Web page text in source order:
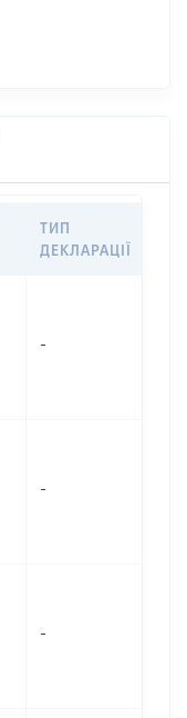
ТИП
ДЕКЛАРАЦІЇ
-
-
-